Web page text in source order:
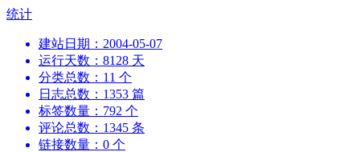
跳
统计
建站日期：2004-05-07
运行天数：8128 天
分类总数：11 个
日志总数：1353 篇
标签数量：792 个
评论总数：1345 条
链接数量：0 个